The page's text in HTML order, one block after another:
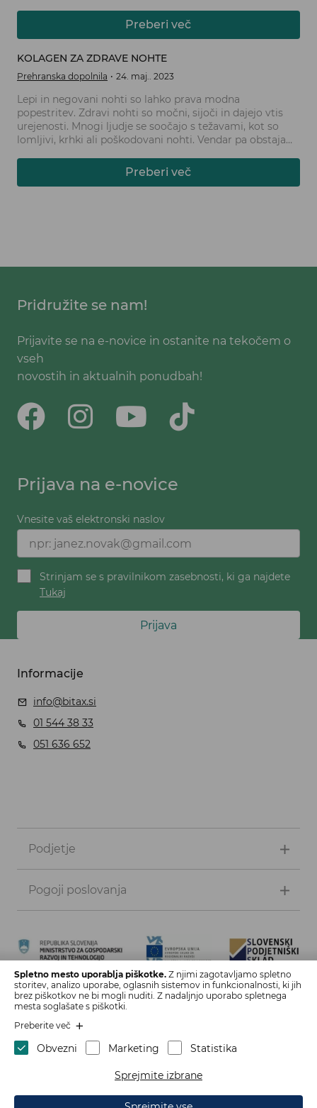
Preberi več
KOLAGEN ZA ZDRAVE NOHTE
Prehranska dopolnila 24. maj.. 2023
Lepi in negovani nohti so lahko prava modna
popestritev. Zdravi nohti so močni, sijoči in dajejo vtis
urejenosti. Mnogi ljudje se soočajo s težavami, kot so
lomljivi, krhki ali poškodovani nohti. Vendar pa obstaja
Preberi več
Pridružite se nam!
Prijavite se na e-novice in ostanite na tekočem o
vseh
novostih in aktualnih ponudbah!
Prijava na e-novice
Vnesite vaš elektronski naslov
Strinjam se s pravilnikom zasebnosti, ki ga najdete
Tukaj
Prijava
Informacije
info@bitax.si
01 544 38 33
051 636 652
Podjetje
Pogoji poslovanja
Naložbo izdelave spletne strani in spletne trgovine sofinancirata
Republika Slovenija in Evropska unija iz Evropskega sklada za
regionalni razvoj. Sofinanciranje je bilo pridobljeno preko vavčerja
za digitalni marketing.
Naziv: Bitax, d.o.o., Attemsov trg 9 B, 3342 Gornji Grad,
Slovenia, SI23779861
Spletno mesto uporablja piškotke. Z njimi zagotavljamo spletno
storitev, analizo uporabe, oglasnih sistemov in funkcionalnosti, ki jih
brez piškotkov ne bi mogli nuditi. Z nadaljnjo uporabo spletnega
mesta soglašate s piškotki.
Preberite več
Obvezni Marketing Statistika
Sprejmite izbrane